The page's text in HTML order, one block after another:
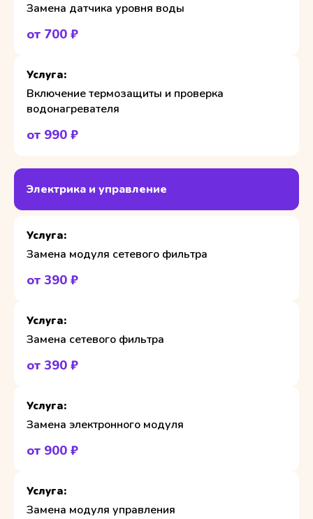
Замена датчика уровня воды
от 700 ₽
Включение термозащиты и проверка
водонагревателя
от 990 ₽
Электрика и управление
Замена модуля сетевого фильтра
от 390 ₽
Замена сетевого фильтра
от 390 ₽
Замена электронного модуля
от 900 ₽
Замена модуля управления